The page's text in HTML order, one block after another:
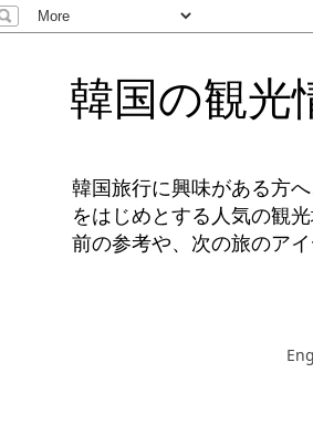
韓国の観光
韓国旅行に興味がある方
をはじめとする人気の観
前の参考や、次の旅のア